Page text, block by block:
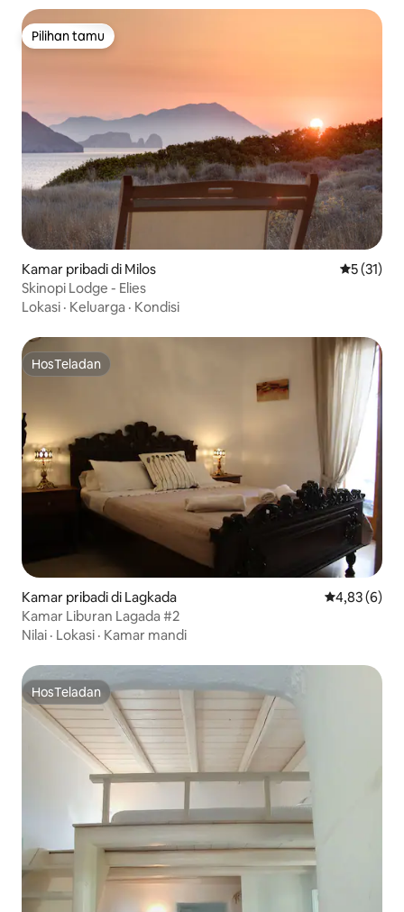
Pilihan tamu
Pilihan tamu
Kamar pribadi di Milos Nilai rata-
5 (31)
Skinopi Lodge - Elies
Lokasi · Keluarga · Kondisi
HosTeladan
HosTeladan
Kamar pribadi di Lagkada Nilai rata-
4,83 (6)
Kamar Liburan Lagada #2
Nilai · Lokasi · Kamar mandi
HosTeladan
HosTeladan